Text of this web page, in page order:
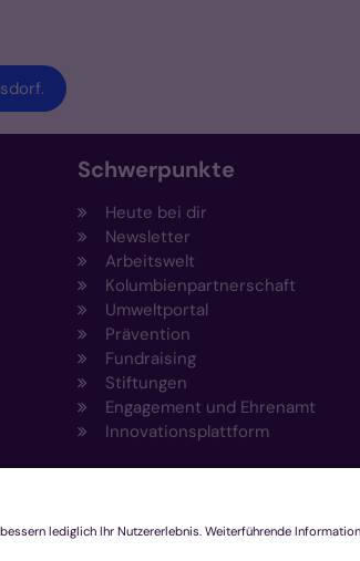
Schwerpunkte
Heute bei dir
Newsletter
Arbeitswelt
Kolumbienpartnerschaft
Umweltportal
Prävention
Fundraising
Stiftungen
Engagement und Ehrenamt
Innovationsplattform